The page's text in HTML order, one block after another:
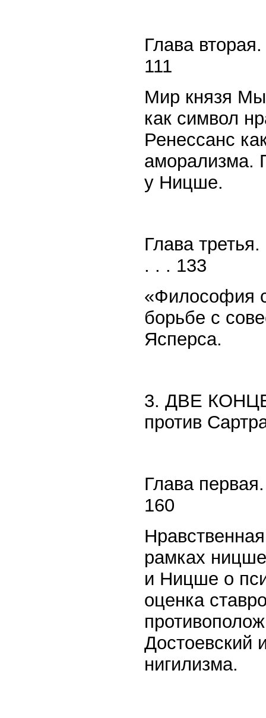
Глава
111
Мир князя
как символ
Ренессанс
аморализма.
у Ницше.
Глава
. . . 133
«Философия
борьбе с
Ясперса.
3. ДВЕ
против
Глава
160
рамках
и Ницше о
оценка
Достоевский
нигилизма.